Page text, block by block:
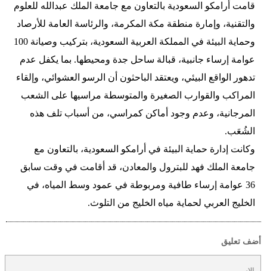
قامت أرامكو السعودية بالتعاون مع جامعة الملك عبدالله للعلوم
والتقنية، وإمارة منطقة مكة المكرمة، والرئاسة العامة للأرصاد
وحماية البيئة في المملكة العربية السعودية، بتركيب وصيانة 100
عوامة إرساء جانبية، قبالة ساحل جدة ومحيطها. بما يكفل عدم
تدهور الواقع البيئي، ويعتقد الباحثون أن الرسو العشوائي، وإلقاء
المراكب والقوارب الصغيرة والمتوسطة مراسيها على الشعب
المرجانية، وعدم وجود أماكن كمراسي، من أسباب تلف هذه
الشُعَب.
وكانت إدارة حماية البيئة في أرامكو السعودية، بالتعاون مع
جامعة الملك فهد للبترول والمعادن، قد أقامت في وقت سابق
36 عوامة إرساء طافية ومربوطة في عمود وسط المياه، في
الخليج العربي لحماية مياه الخليج من التلوث.
أضف تعليق